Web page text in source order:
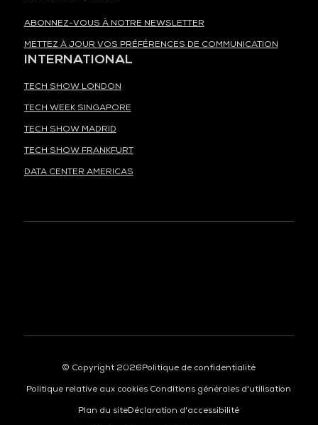
ABONNEZ-VOUS À NOTRE NEWSLETTER
METTEZ À JOUR VOS PRÉFÉRENCES DE COMMUNICATION
INTERNATIONAL
TECH SHOW LONDON
TECH WEEK SINGAPORE
TECH SHOW MADRID
TECH SHOW FRANKFURT
DATA CENTER AMERICAS
© Copyright 2026Politique de confidentialité
Politique relative aux cookies Conditions générales d'utilisation
Plan du siteDéclaration d'accessibilité